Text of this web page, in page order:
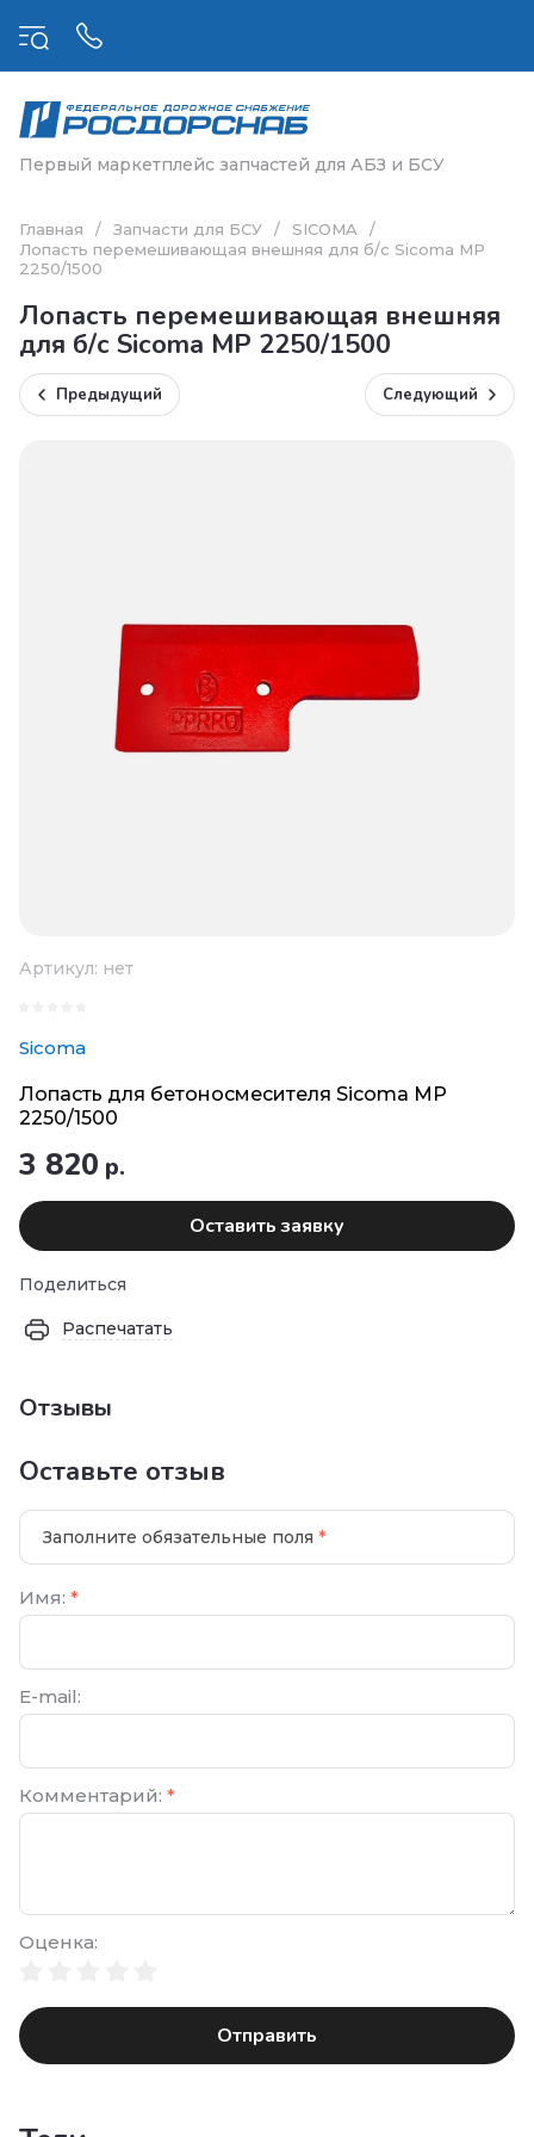
Первый маркетплейс запчастей для АБЗ и БСУ
Главная / Запчасти для БСУ / SICOMA
/
Лопасть перемешивающая внешняя для б/с Sicoma МР
2250/1500
Лопасть перемешивающая внешняя
для б/с Sicoma МР 2250/1500
Предыдущий Следующий
Артикул: нет
Sicoma
Лопасть для бетоносмесителя Sicoma МР
2250/1500
3 820 р.
Оставить заявку
Поделиться
Распечатать
Отзывы
Оставьте отзыв
Заполните обязательные поля *
Имя: *
E-mail:
Комментарий: *
Оценка:
Отправить